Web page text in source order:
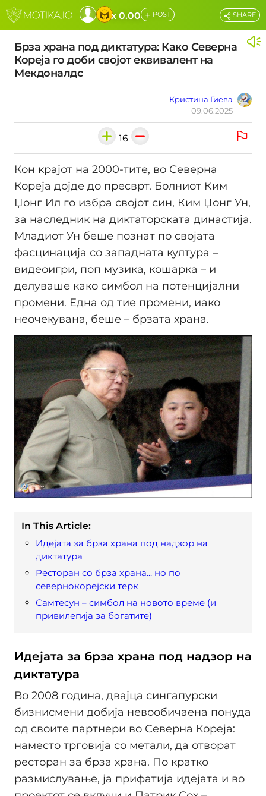
x 0.00 + POST
Брза храна под диктатура: Како Северна
Кореја го доби својот еквивалент на
Мекдоналдс
Кристина Гиева
09.06.2025
SHARE
16
Кон крајот на 2000-тите, во Северна
Кореја дојде до пресврт. Болниот Ким
Џонг Ил го избра својот син, Ким Џонг Ун,
за наследник на диктаторската династија.
Младиот Ун беше познат по својата
фасцинација со западната култура –
видеоигри, поп музика, кошарка – и
делуваше како симбол на потенцијални
промени. Една од тие промени, иако
неочекувана, беше – брзата храна.
In This Article:
Идејата за брза храна под надзор на
диктатура
Ресторан со брза храна... но по
севернокорејски терк
Самтесун – симбол на новото време (и
привилегија за богатите)
Идејата за брза храна под надзор на
диктатура
Во 2008 година, двајца сингапурски
бизнисмени добија невообичаена понуда
од своите партнери во Северна Кореја:
наместо трговија со метали, да отворат
ресторан за брза храна. По кратко
размислување, ја прифатија идејата и во